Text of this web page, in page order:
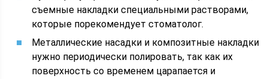
съемные накладки специальными растворами,
которые порекомендует стоматолог.
Металлические насадки и композитные накладки
нужно периодически полировать, так как их
поверхность со временем царапается и